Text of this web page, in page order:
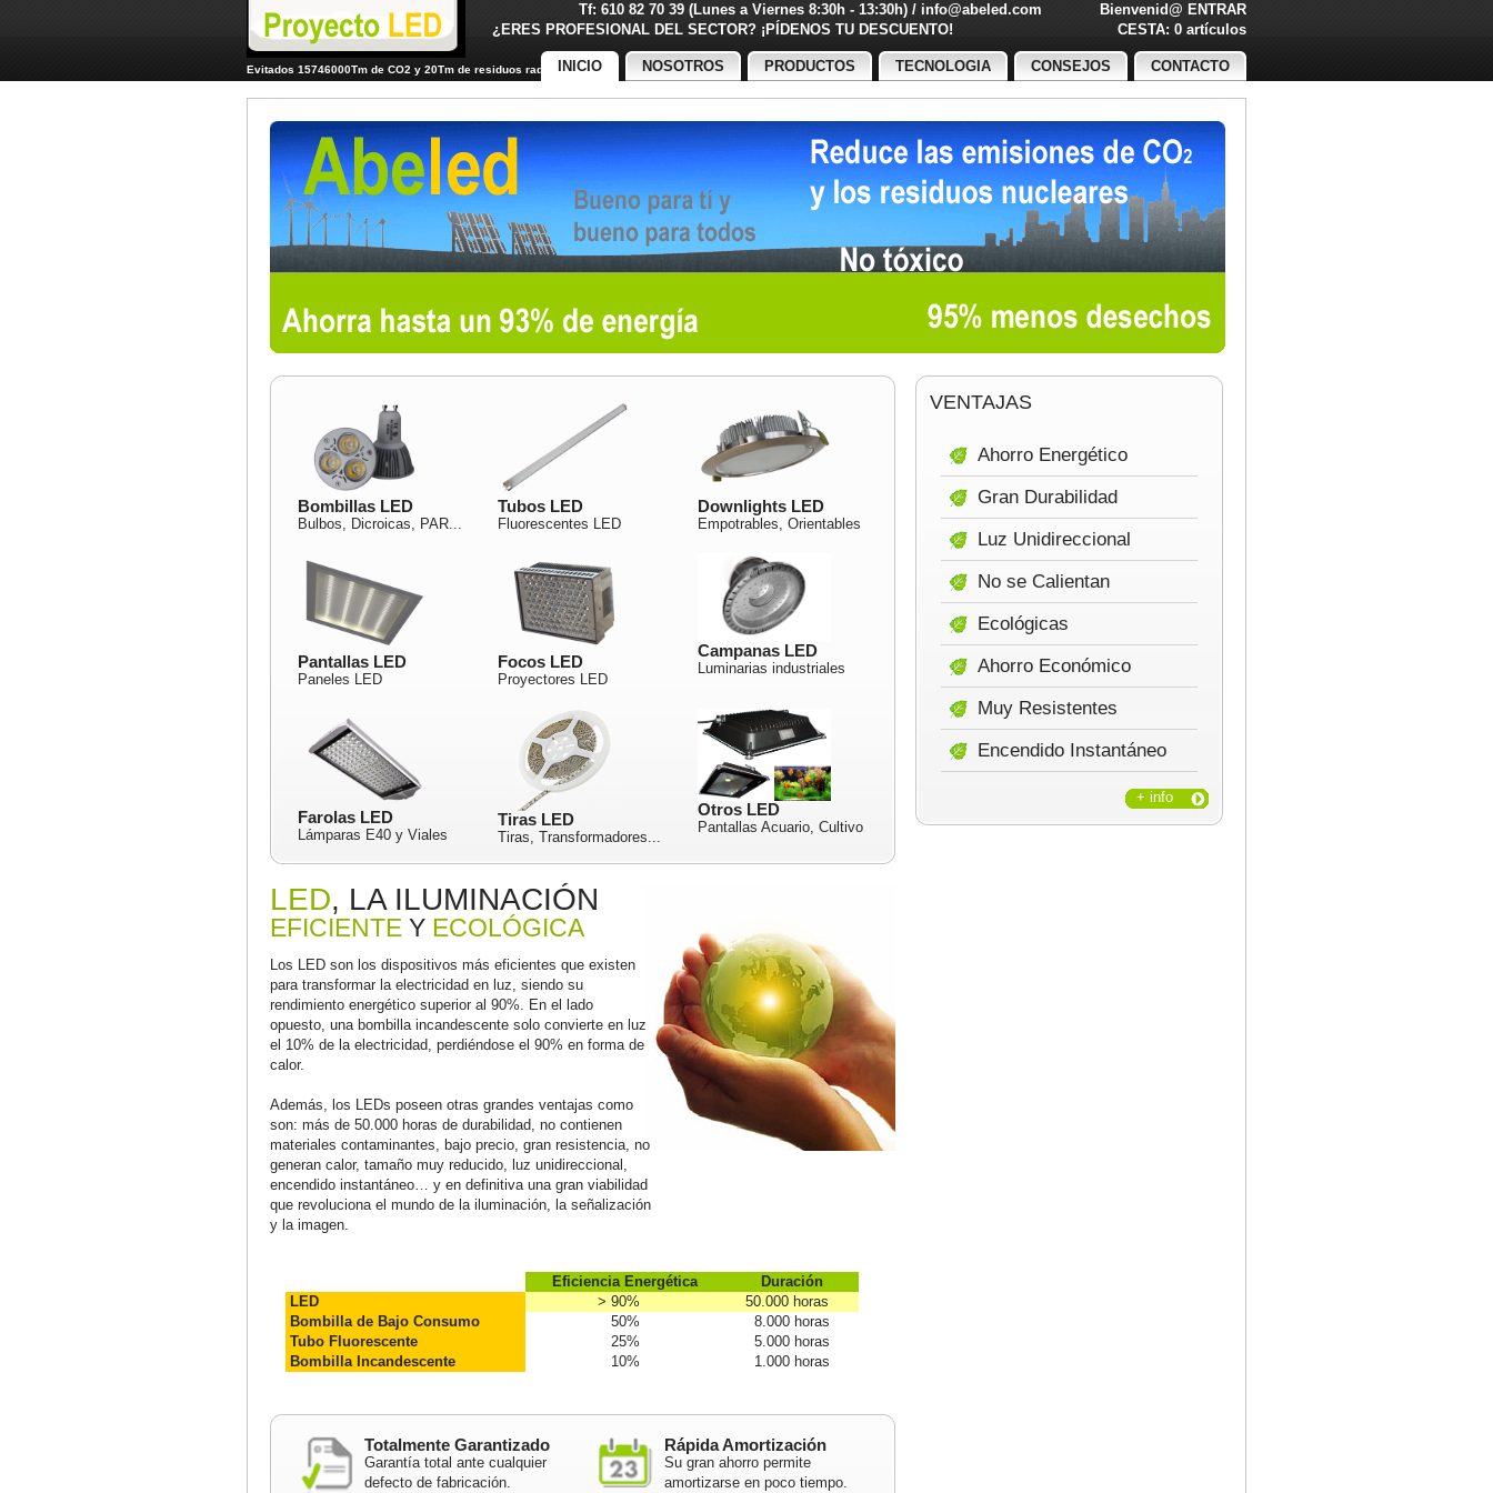
Tf: 610 82 70 39 (Lunes a Viernes 8:30h - 13:30h) / info@abeled.com Bienvenid@ ENTRAR
¿ERES PROFESIONAL DEL SECTOR? ¡PÍDENOS TU DESCUENTO!
CESTA: 0 artículos
Evitados 15746000Tm de CO2 y 20Tm de residuos radiactivos
INICIO NOSOTROS PRODUCTOS TECNOLOGIA CONSEJOS CONTACTO
VENTAJAS
Ahorro Energético
Gran Durabilidad
Luz Unidireccional
No se Calientan
Ecológicas
Ahorro Económico
Muy Resistentes
Encendido Instantáneo
+ info
Bombillas LED
Bulbos, Dicroicas, PAR...
Tubos LED
Fluorescentes LED
Downlights LED
Empotrables, Orientables
Pantallas LED
Paneles LED
Focos LED
Proyectores LED
Campanas LED
Luminarias industriales
Farolas LED
Lámparas E40 y Viales
Tiras LED
Tiras, Transformadores...
Otros LED
Pantallas Acuario, Cultivo
LED, LA ILUMINACIÓN
EFICIENTE Y ECOLÓGICA
Los LED son los dispositivos más eficientes que existen
para transformar la electricidad en luz, siendo su
rendimiento energético superior al 90%. En el lado
opuesto, una bombilla incandescente solo convierte en luz
el 10% de la electricidad, perdiéndose el 90% en forma de
calor.
Además, los LEDs poseen otras grandes ventajas como
son: más de 50.000 horas de durabilidad, no contienen
materiales contaminantes, bajo precio, gran resistencia, no
generan calor, tamaño muy reducido, luz unidireccional,
encendido instantáneo… y en definitiva una gran viabilidad
que revoluciona el mundo de la iluminación, la señalización
y la imagen.
Eficiencia Energética
Duración
LED
> 90%
50.000 horas
Bombilla de Bajo Consumo
50%
8.000 horas
Tubo Fluorescente
25%
5.000 horas
Bombilla Incandescente
10% 1.000 horas
Totalmente Garantizado
Garantía total ante cualquier
defecto de fabricación.
Rápida Amortización
Su gran ahorro permite
amortizarse en poco tiempo.